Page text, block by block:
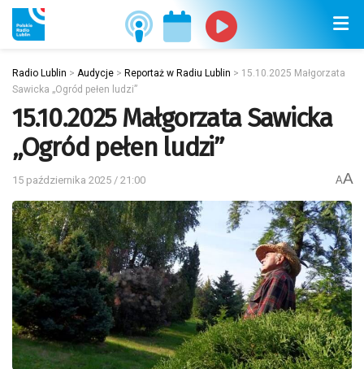
Radio Lublin > Audycje > Reportaż w Radiu Lublin > 15.10.2025 Małgorzata
Sawicka „Ogród pełen ludzi”
15.10.2025 Małgorzata Sawicka
„Ogród pełen ludzi”
15 października 2025 / 21:00 AA